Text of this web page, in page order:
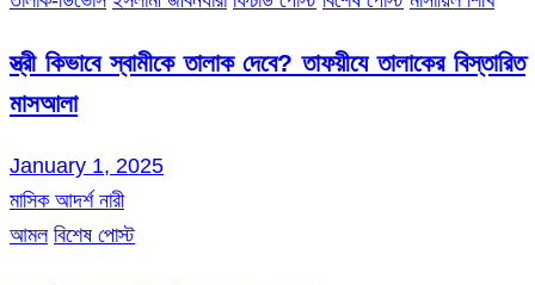
স্ত্রী কিভাবে স্বামীকে তালাক দেবে? তাফয়ীযে তালাকের বিস্তারিত
মাসআলা
January 1, 2025
মাসিক আদর্শ নারী
আমল বিশেষ পোস্ট